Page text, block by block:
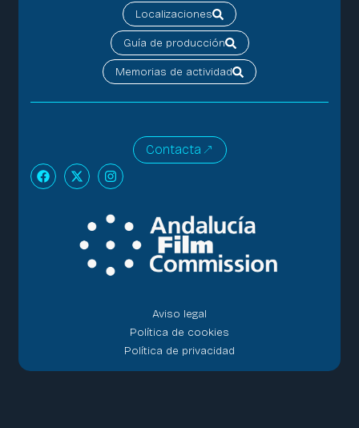
Localizaciones
Guía de producción
Memorias de actividad
Contacta
Aviso legal
Política de cookies
Política de privacidad